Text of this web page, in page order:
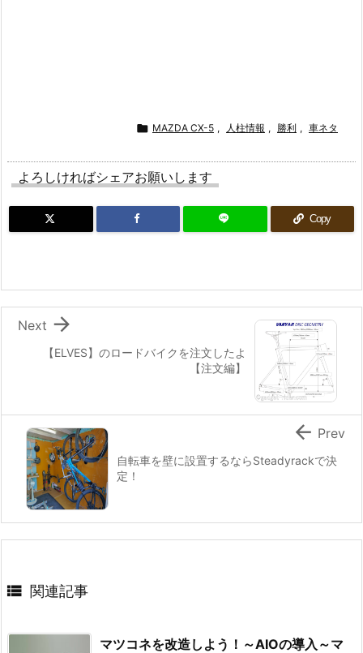
 MAZDA CX-5 , 人柱情報 , 勝利 , 車ネタ
よろしければシェアお願いします
Copy
【ELVES】のロードバイクを注文したよ
【注文編】

Next
自転車を壁に設置するならSteadyrackで決
定！
 Prev
 関連記事
マツコネを改造しよう！～AIOの導入～マ